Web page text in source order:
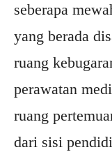
seberapa
yang berada
ruang
perawatan
ruang
dari sisi